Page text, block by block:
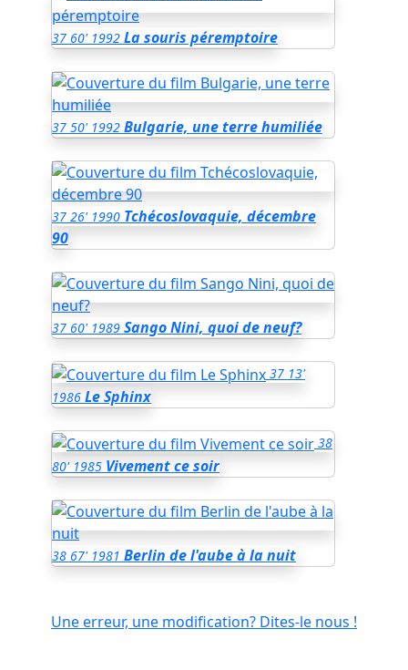
37 60' 1992 La souris péremptoire
37 50' 1992 Bulgarie, une terre humiliée
37 26' 1990 Tchécoslovaquie, décembre
90
37 60' 1989 Sango Nini, quoi de neuf?
37 13'
1986 Le Sphinx
38
80' 1985 Vivement ce soir
38 67' 1981 Berlin de l'aube à la nuit
Une erreur, une modification? Dites-le nous !